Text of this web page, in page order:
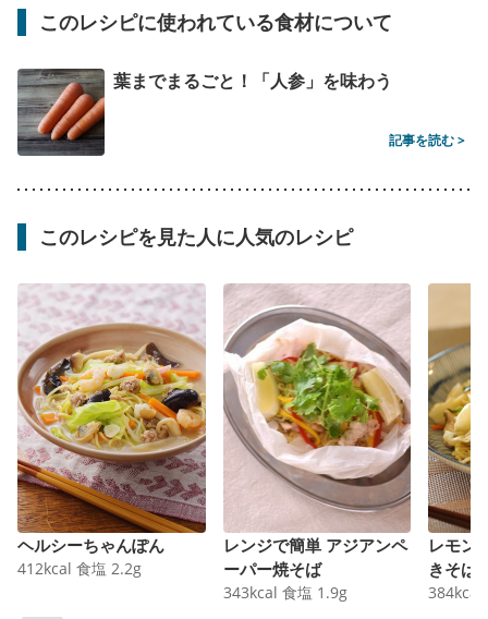
このレシピに使われている食材について
葉までまるごと！「人参」を味わう
記事を読む >
このレシピを見た人に人気のレシピ
ヘルシーちゃんぽん
412kcal 食塩 2.2g
レンジで簡単 アジアンペ
ーパー焼そば
343kcal 食塩 1.9g
レモン
きそば
384kcal